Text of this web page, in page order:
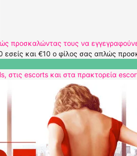
προσκαλώντας τους να
εσείς και €10 ο φίλος σας απλώς
στις escorts και στα πρακτορεία